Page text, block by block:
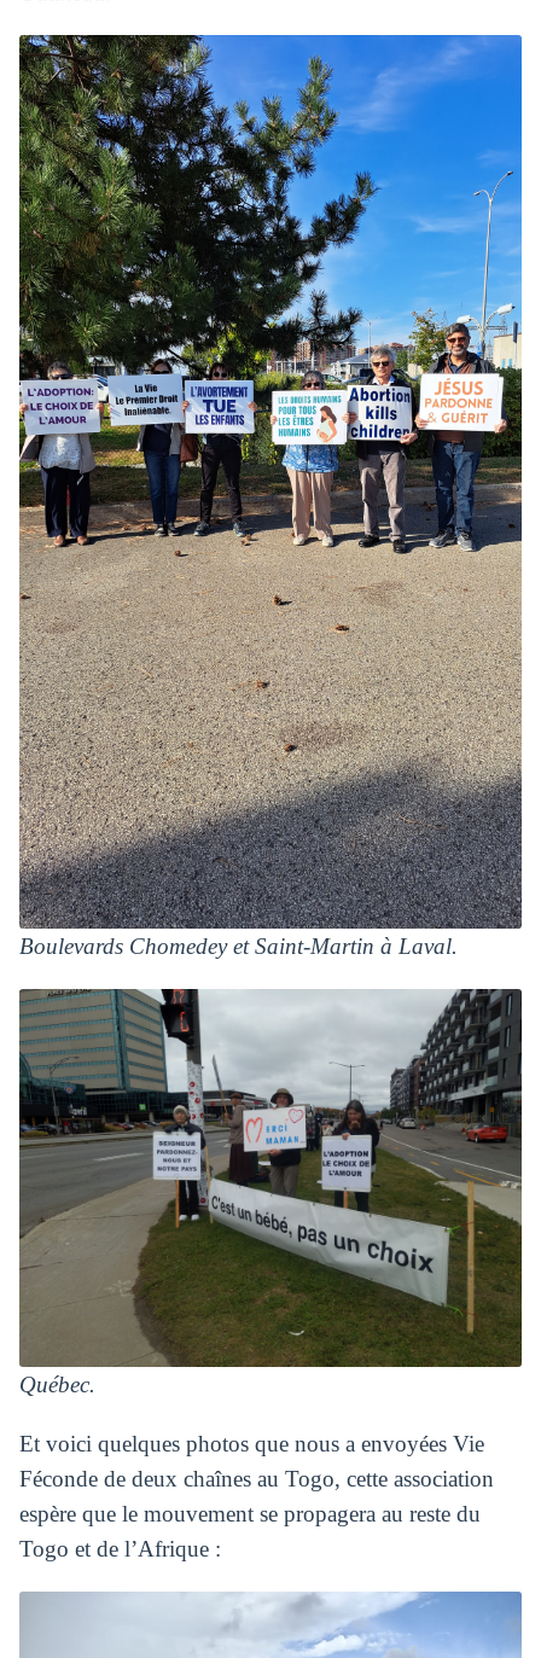
Boulevards Chomedey et Saint-Martin à Laval.
Québec.
Et voici quelques photos que nous a envoyées Vie
Féconde de deux chaînes au Togo, cette association
espère que le mouvement se propagera au reste du
Togo et de l’Afrique :